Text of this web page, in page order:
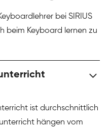
bei SIRIUS
beim Keyboard lernen zu
ist durchschnittlich
hängen vom